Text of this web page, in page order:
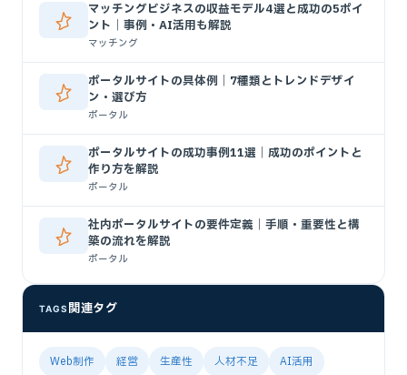
マッチングビジネスの収益モデル4選と成功の5ポイ
ント｜事例・AI活用も解説
マッチング
ポータルサイトの具体例｜7種類とトレンドデザイ
ン・選び方
ポータル
ポータルサイトの成功事例11選｜成功のポイントと
作り方を解説
ポータル
社内ポータルサイトの要件定義｜手順・重要性と構
築の流れを解説
ポータル
TAGS 関連タグ
Web制作 経営 生産性 人材不足 AI活用